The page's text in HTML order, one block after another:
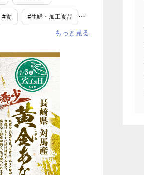
#食 #生鮮・加工食品